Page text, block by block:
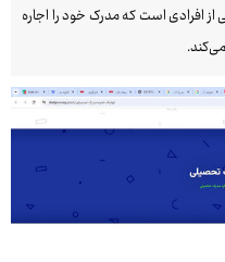
افرادی است که مدرک خود را اجاره